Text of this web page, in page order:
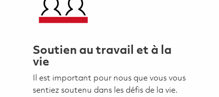
Soutien au travail et à la
vie
Il est important pour nous que vous vous
sentiez soutenu dans les défis de la vie.